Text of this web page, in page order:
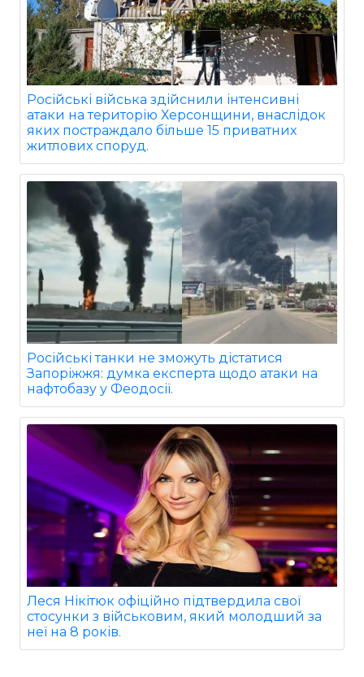
Російські війська здійснили інтенсивні
атаки на територію Херсонщини, внаслідок
яких постраждало більше 15 приватних
житлових споруд.
Російські танки не зможуть дістатися
Запоріжжя: думка експерта щодо атаки на
нафтобазу у Феодосії.
Леся Нікітюк офіційно підтвердила свої
стосунки з військовим, який молодший за
неї на 8 років.